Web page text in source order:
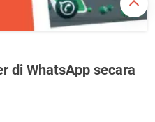
di WhatsApp secara